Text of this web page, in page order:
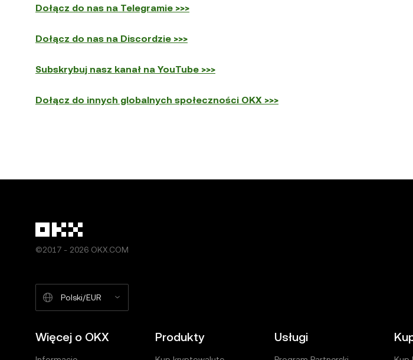
Dołącz do nas na Telegramie >>>
Dołącz do nas na Discordzie >>>
Subskrybuj nasz kanał na YouTube >>>
Dołącz do innych globalnych społeczności OKX >>>
©2017 - 2026 OKX.COM
Polski/EUR
Więcej o OKX Produkty Usługi